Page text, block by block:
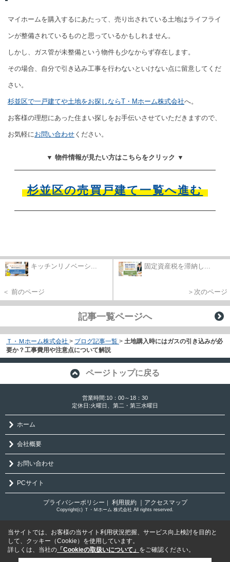
マイホームを購入するにあたって、売り出されている土地はライフライ
ンが整備されているものと思っているかもしれません。
しかし、ガス管が未整備という物件も少なからず存在します。
その場合、自分で引き込み工事を行わないといけない点に留意してくだ
さい。
杉並区で一戸建てや土地をお探しならT・Mホーム株式会社へ。
お客様の理想にあった住まい探しをお手伝いさせていただきますので、
お気軽に お問い合わせ ください。
▼ 物件情報が見たい方はこちらをクリック ▼
杉並区の売買戸建て一覧へ進む
キッチンリノベーシ...
＜ 前のページ
固定資産税を滞納し...
＞次のページ
記事一覧ページへ
Ｔ・Ｍホーム株式会社 > ブログ記事一覧 > 土地購入時にはガスの引き込みが必
要か？工事費用や注意点について解説
ページトップに戻る
営業時間:10：00～18：30
定休日:火曜日、第二・第三水曜日
ホーム
会社概要
お問い合わせ
PCサイト
プライバシーポリシー ｜ 利用規約 ｜アクセスマップ
Copyright(c) Ｔ・Ｍホーム 株式会社 All rights reserved.
当サイトでは、お客様の当サイト利用状況把握、サービス向上検討を目的と
して、クッキー（Cookie）を使用しています。
詳しくは、当社の 「Cookieの取扱いについて」 をご確認ください。